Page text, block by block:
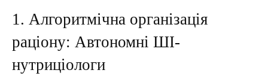
1. Алгоритмічна організація
раціону: Автономні ШІ-
нутриціологи